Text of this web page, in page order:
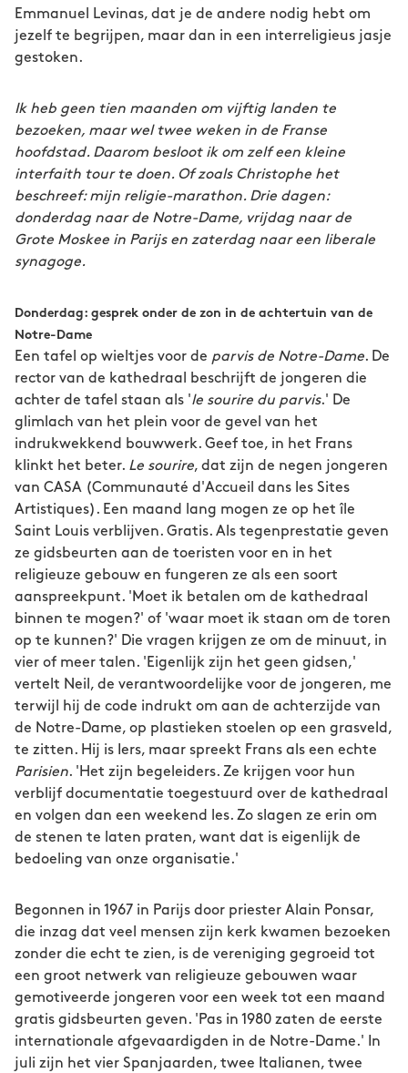
Emmanuel Levinas, dat je de andere nodig hebt om
jezelf te begrijpen, maar dan in een interreligieus jasje
gestoken.
Ik heb geen tien maanden om vijftig landen te
bezoeken, maar wel twee weken in de Franse
hoofdstad. Daarom besloot ik om zelf een kleine
interfaith tour te doen. Of zoals Christophe het
beschreef: mijn religie-marathon. Drie dagen:
donderdag naar de Notre-Dame, vrijdag naar de
Grote Moskee in Parijs en zaterdag naar een liberale
synagoge.
Donderdag: gesprek onder de zon in de achtertuin van de
Notre-Dame
Een tafel op wieltjes voor de parvis de Notre-Dame. De
rector van de kathedraal beschrijft de jongeren die
achter de tafel staan als 'le sourire du parvis.' De
glimlach van het plein voor de gevel van het
indrukwekkend bouwwerk. Geef toe, in het Frans
klinkt het beter. Le sourire, dat zijn de negen jongeren
van CASA (Communauté d'Accueil dans les Sites
Artistiques). Een maand lang mogen ze op het île
Saint Louis verblijven. Gratis. Als tegenprestatie geven
ze gidsbeurten aan de toeristen voor en in het
religieuze gebouw en fungeren ze als een soort
aanspreekpunt. 'Moet ik betalen om de kathedraal
binnen te mogen?' of 'waar moet ik staan om de toren
op te kunnen?' Die vragen krijgen ze om de minuut, in
vier of meer talen. 'Eigenlijk zijn het geen gidsen,'
vertelt Neil, de verantwoordelijke voor de jongeren, me
terwijl hij de code indrukt om aan de achterzijde van
de Notre-Dame, op plastieken stoelen op een grasveld,
te zitten. Hij is Iers, maar spreekt Frans als een echte
Parisien. 'Het zijn begeleiders. Ze krijgen voor hun
verblijf documentatie toegestuurd over de kathedraal
en volgen dan een weekend les. Zo slagen ze erin om
de stenen te laten praten, want dat is eigenlijk de
bedoeling van onze organisatie.'
Begonnen in 1967 in Parijs door priester Alain Ponsar,
die inzag dat veel mensen zijn kerk kwamen bezoeken
zonder die echt te zien, is de vereniging gegroeid tot
een groot netwerk van religieuze gebouwen waar
gemotiveerde jongeren voor een week tot een maand
gratis gidsbeurten geven. 'Pas in 1980 zaten de eerste
internationale afgevaardigden in de Notre-Dame.' In
juli zijn het vier Spanjaarden, twee Italianen, twee